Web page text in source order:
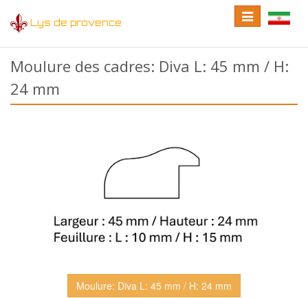
Lys de provence
Toggle
Toggle
navigation
Moulure des cadres: Diva L: 45 mm / H:
24 mm
Moulure: Diva L: 45 mm / H: 24 mm